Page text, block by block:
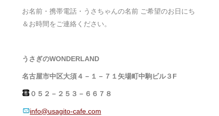
お名前・携帯電話・うさちゃんの名前 ご希望のお日にち
＆お時間をご連絡ください。
うさぎのWONDERLAND
名古屋市中区大須４－１－７１矢場町中駒ビル３F
０５２－２５３－６６７８
info@usagito-cafe.com